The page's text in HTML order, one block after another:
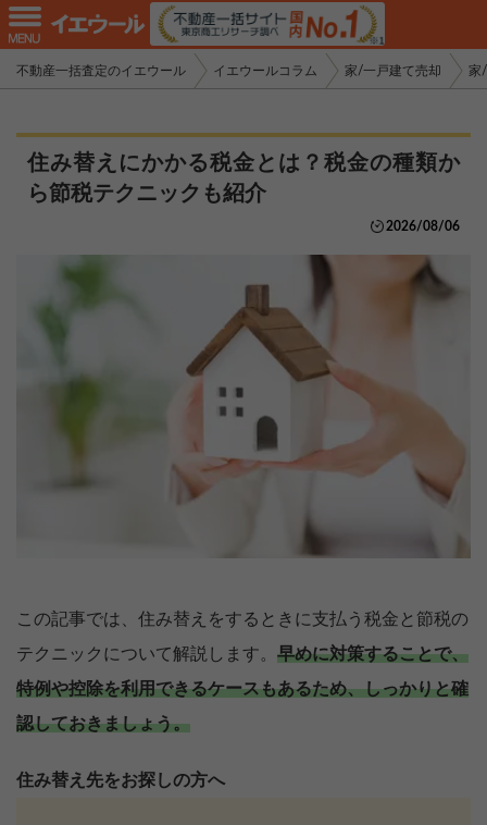
不動産一括査定のイエウール イエウールコラム 家/一戸建て売却 家
住み替えにかかる税金とは？税金の種類か
ら節税テクニックも紹介
2026/08/06
この記事では、住み替えをするときに支払う税金と節税の
テクニックについて解説します。 早めに対策することで、
特例や控除を利用できるケースもあるため、しっかりと確
認しておきましょう。
住み替え先をお探しの方へ